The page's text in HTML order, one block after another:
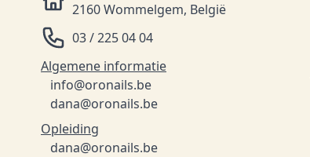
2160 Wommelgem, België
03 / 225 04 04
Algemene informatie
info@oronails.be
dana@oronails.be
Opleiding
dana@oronails.be